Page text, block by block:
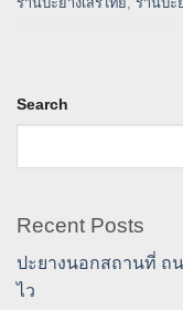
Search
Recent Posts
ปะยางนอกสถานที่ ถ
ไว